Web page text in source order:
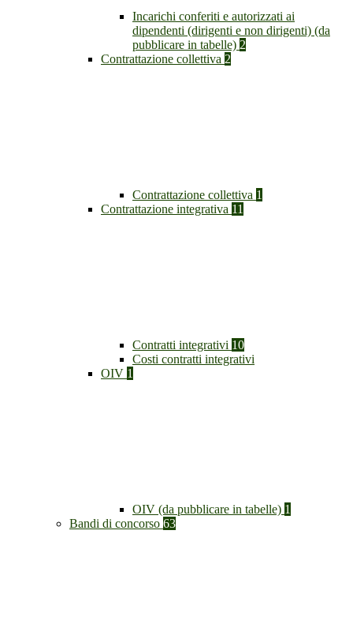
Incarichi conferiti e autorizzati ai
dipendenti (dirigenti e non dirigenti) (da
pubblicare in tabelle) 2
Contrattazione collettiva 2
Contrattazione collettiva 1
Contrattazione integrativa 11
Contratti integrativi 10
Costi contratti integrativi
OIV 1
OIV (da pubblicare in tabelle) 1
Bandi di concorso 63